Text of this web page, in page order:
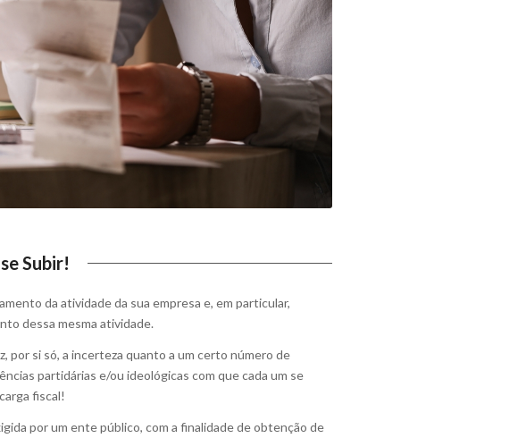
Subir!
da atividade da sua empresa e, em particular,
dessa mesma atividade.
por si só, a incerteza quanto a um certo número de
partidárias e/ou ideológicas com que cada um se
fiscal!
por um ente público, com a finalidade de obtenção de